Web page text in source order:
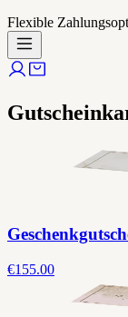
Flexible
€155.00